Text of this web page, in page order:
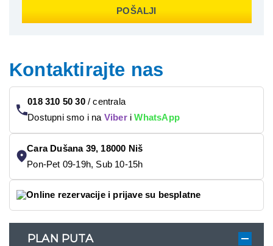
POŠALJI
Kontaktirajte nas
018 310 50 30/centrala
Dostupni smo i na ViberiWhatsApp
Cara Dušana 39, 18000 Niš
Pon-Pet 09-19h, Sub 10-15h
Online rezervacije i prijave su besplatne
PLAN PUTA